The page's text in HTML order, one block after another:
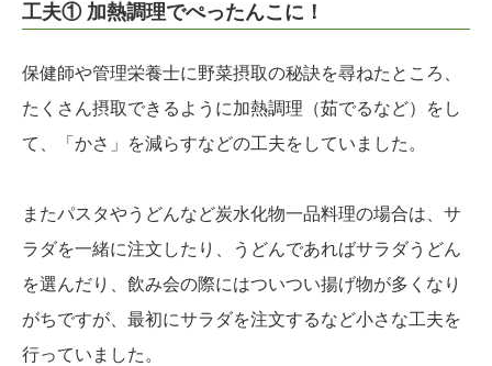
工夫① 加熱調理でぺったんこに！
保健師や管理栄養士に野菜摂取の秘訣を尋ねたところ、
たくさん摂取できるように加熱調理（茹でるなど）をし
て、「かさ」を減らすなどの工夫をしていました。
またパスタやうどんなど炭水化物一品料理の場合は、サ
ラダを一緒に注文したり、うどんであればサラダうどん
を選んだり、飲み会の際にはついつい揚げ物が多くなり
がちですが、最初にサラダを注文するなど小さな工夫を
行っていました。